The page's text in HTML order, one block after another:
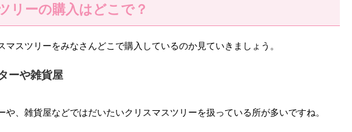
リーの購入はどこで？
マスツリーをみなさんどこで購入しているのか見ていきましょう。
ーや雑貨屋
や、雑貨屋などではだいたいクリスマスツリーを扱っている所が多いですね。